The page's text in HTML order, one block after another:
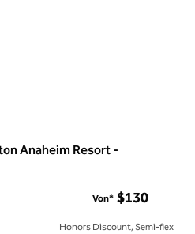
Anaheim Resort -
Von* $130
Honors Discount, Semi-flex